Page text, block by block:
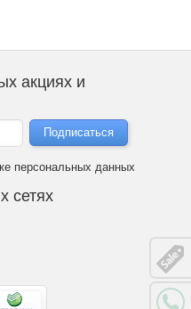
акциях и
персональных данных
сетях